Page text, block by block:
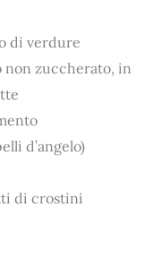
di verdure
zuccherato, in
d’angelo)
di crostini